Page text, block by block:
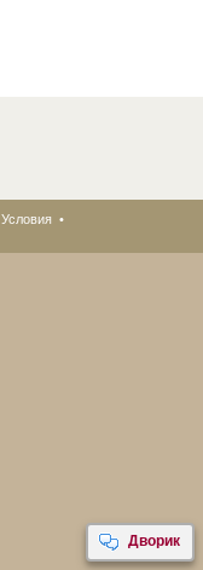
Дворик
Условия •